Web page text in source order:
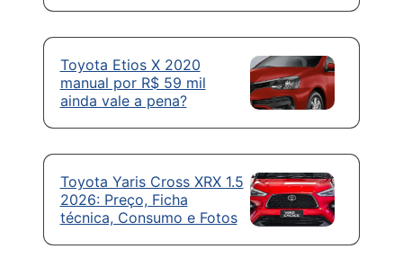
Toyota Etios X 2020
manual por R$ 59 mil
ainda vale a pena?
Toyota Yaris Cross XRX 1.5
2026: Preço, Ficha
técnica, Consumo e Fotos